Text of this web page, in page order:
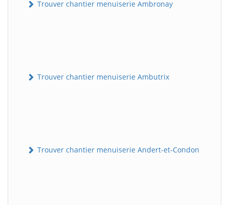
Trouver chantier menuiserie Ambronay
Trouver chantier menuiserie Ambutrix
Trouver chantier menuiserie Andert-et-Condon